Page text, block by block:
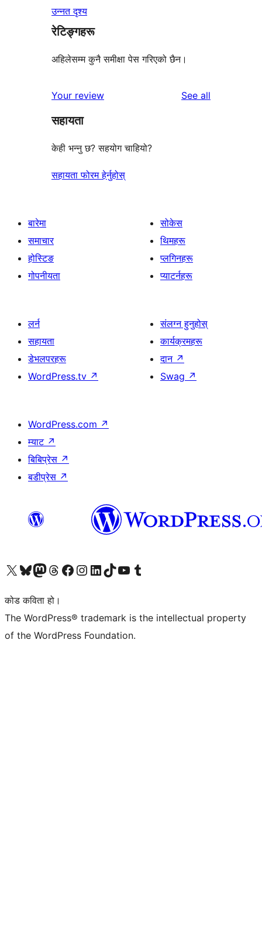
उन्नत दृश्य
रेटिङ्गहरू
अहिलेसम्म कुनै समीक्षा पेस गरिएको छैन।
Your review See all
सहायता
केही भन्नु छ? सहयोग चाहियो?
सहायता फोरम हेर्नुहोस्
बारेमा
समाचार
होस्टिङ
गोपनीयता
सोकेस
थिमहरू
प्लगिनहरू
प्याटर्नहरू
लर्न
सहायता
डेभलपरहरू
WordPress.tv ↗
संलग्न हुनुहोस्
कार्यक्रमहरू
दान ↗
Swag ↗
WordPress.com ↗
म्याट ↗
बिबिप्रेस ↗
बडीप्रेस ↗
हाम्रो X (पहिले ट्विटर) खातामा जानुहोस्
हाम्रो Bluesky खाता भ्रमण गर्नुहोस्
हाम्रो म्यास्टोडन खाता भ्रमण गर्नुहोस्
हाम्रो थ्रेड्स खातामा जानुहोस्
हाम्रो फेसबुक पेजमा जानुहोस्
हाम्रो इन्स्टाग्राम खातामा जानुहोस्
हाम्रो लिङ्क्डइन खातामा जानुहोस्
हाम्रो TikTok खाता भ्रमण गर्नुहोस्
हाम्रो युट्युब च्यानलमा जानुहोस्
हाम्रो टम्बलर खाता भ्रमण गर्नुहोस्
कोड कविता हो।
The WordPress® trademark is the intellectual property
of the WordPress Foundation.